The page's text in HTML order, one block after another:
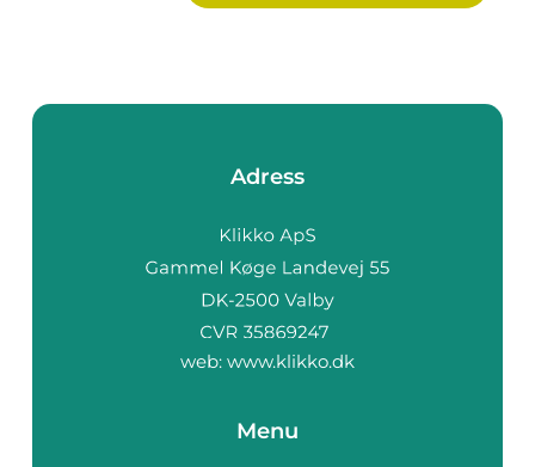
Adress
web: www.klikko.dk
Menu